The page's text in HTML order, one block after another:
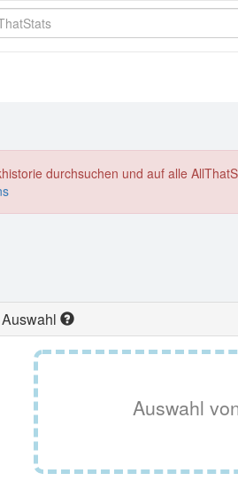
durchsuchen und auf alle
Auswahl
Auswahl